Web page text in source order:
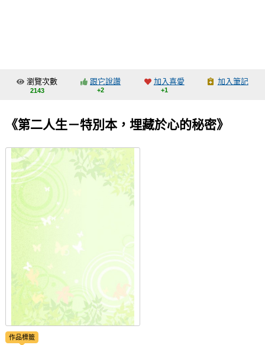
交流中心
會員功能選單
會員中心
註冊會員
瀏覽次數
2143
跟它說讚
+2
加入喜愛
+1
加入筆記
《第二人生－特別本，埋藏於心的秘密》
作品標籤